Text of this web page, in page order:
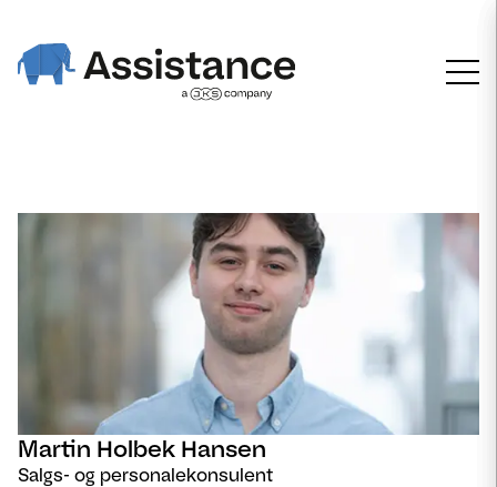
Martin Holbek Hansen
Salgs- og personalekonsulent